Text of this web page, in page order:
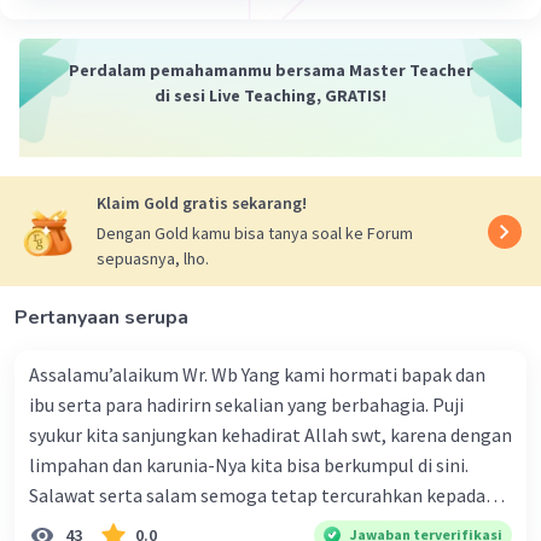
Pengertian paragraf eksposisi adalah paragraf
eksposisi adalah untuk memberikan pemahaman
atau pengetahuan yang lebih mendalam
tentang suatu topik atau isu kepada pembaca.
Paragraf eksposisi dapat berisi fakta, data,
definisi, atau deskripsi tentang suatu topik atau
Fungsi dari paragraf eksposisi adalah untuk
memberikan informasi yang akurat dan
terpercaya kepada pembaca. Paragraf eksposisi
juga dapat digunakan untuk mengajarkan
pembaca tentang suatu topik atau isu yang
mungkin belum mereka ketahui sebelumnya.
Perdalam pemahamanmu bersama Master Teacher
di sesi Live Teaching, GRATIS!
Klaim Gold gratis sekarang!
Dengan Gold kamu bisa tanya soal ke Forum
sepuasnya, lho.
Pertanyaan serupa
Assalamu’alaikum Wr. Wb Yang kami hormati bapak dan
ibu serta para hadirirn sekalian yang berbahagia. Puji
syukur kita sanjungkan kehadirat Allah swt, karena dengan
limpahan dan karunia-Nya kita bisa berkumpul di sini.
Salawat serta salam semoga tetap tercurahkan kepada
junjungan Nabi besar Muhammad saw, karena beliau
43 0.0 Jawaban terverifikasi